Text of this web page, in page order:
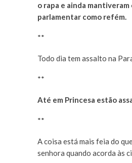
o rapa e ainda mantiveram
parlamentar como refém.
**
Todo dia tem assalto na
**
Até em Princesa estão
**
A coisa está mais feia do
senhora quando acorda às